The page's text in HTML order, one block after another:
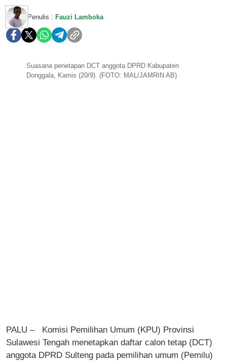
Penulis : Fauzi Lamboka
Suasana penetapan DCT anggota DPRD Kabupaten
Donggala, Kamis (20/9). (FOTO: MAL/JAMRIN AB)
PALU – Komisi Pemilihan Umum (KPU) Provinsi
Sulawesi Tengah menetapkan daftar calon tetap (DCT)
anggota DPRD Sulteng pada pemilihan umum (Pemilu)